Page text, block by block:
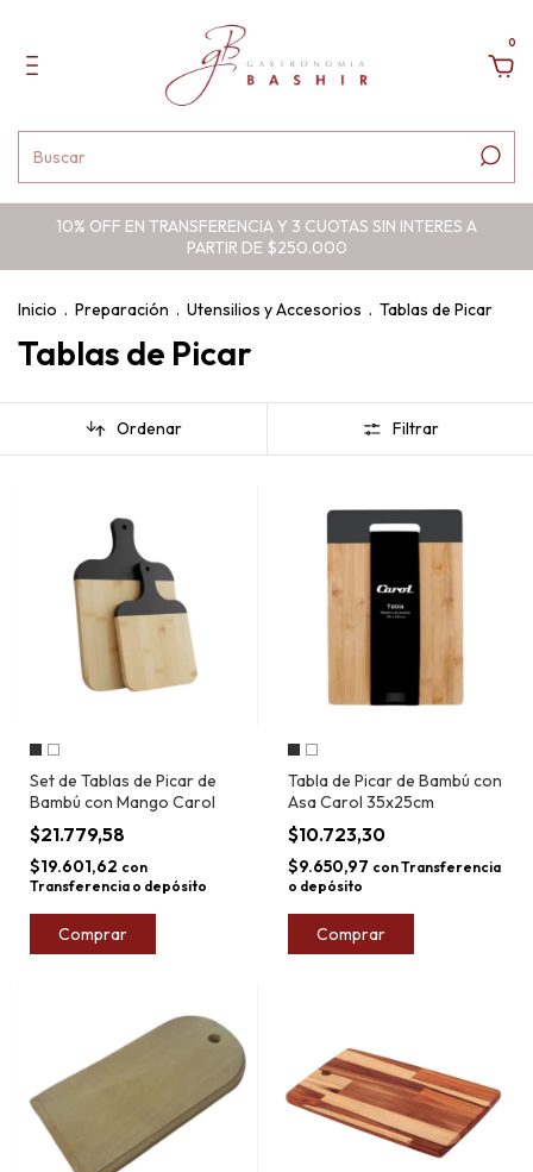
0
10% OFF EN TRANSFERENCIA Y 3 CUOTAS SIN INTERES A
PARTIR DE $250.000
Inicio . Preparación . Utensilios y Accesorios . Tablas de Picar
Tablas de Picar
Ordenar Filtrar
Set de Tablas de Picar de
Bambú con Mango Carol
$21.779,58
$19.601,62 con
Transferencia o depósito
Comprar
Tabla de Picar de Bambú con
Asa Carol 35x25cm
$10.723,30
$9.650,97 conTransferencia
o depósito
Comprar